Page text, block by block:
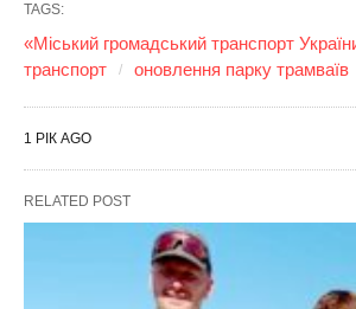
TAGS:
«Міський громадський транспорт
транспорт
оновлення парку трамваїв
1 РІК AGO
RELATED POST